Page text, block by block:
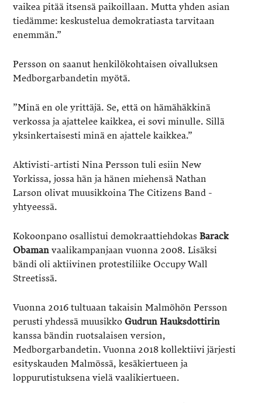
vaikea pitää itsensä paikoillaan. Mutta yhden asian
tiedämme: keskustelua demokratiasta tarvitaan
enemmän.”
Persson on saanut henkilökohtaisen oivalluksen
Medborgarbandetin myötä.
”Minä en ole yrittäjä. Se, että on hämähäkkinä
verkossa ja ajattelee kaikkea, ei sovi minulle. Sillä
yksinkertaisesti minä en ajattele kaikkea.”
Aktivisti-artisti Nina Persson tuli esiin New
Yorkissa, jossa hän ja hänen miehensä Nathan
Larson olivat muusikkoina The Citizens Band -
yhtyeessä.
Kokoonpano osallistui demokraattiehdokasBarack
Obaman vaalikampanjaan vuonna 2008. Lisäksi
bändi oli aktiivinen protestiliike Occupy Wall
Streetissä.
Vuonna 2016 tultuaan takaisin Malmöhön Persson
perusti yhdessä muusikkoGudrun Hauksdottirin
kanssa bändin ruotsalaisen version,
Medborgarbandetin. Vuonna 2018 kollektiivi järjesti
esityskauden Malmössä, kesäkiertueen ja
loppurutistuksena vielä vaalikiertueen.